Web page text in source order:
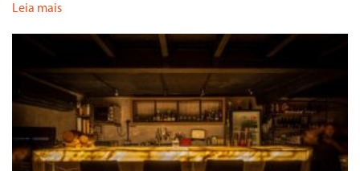
Leia mais